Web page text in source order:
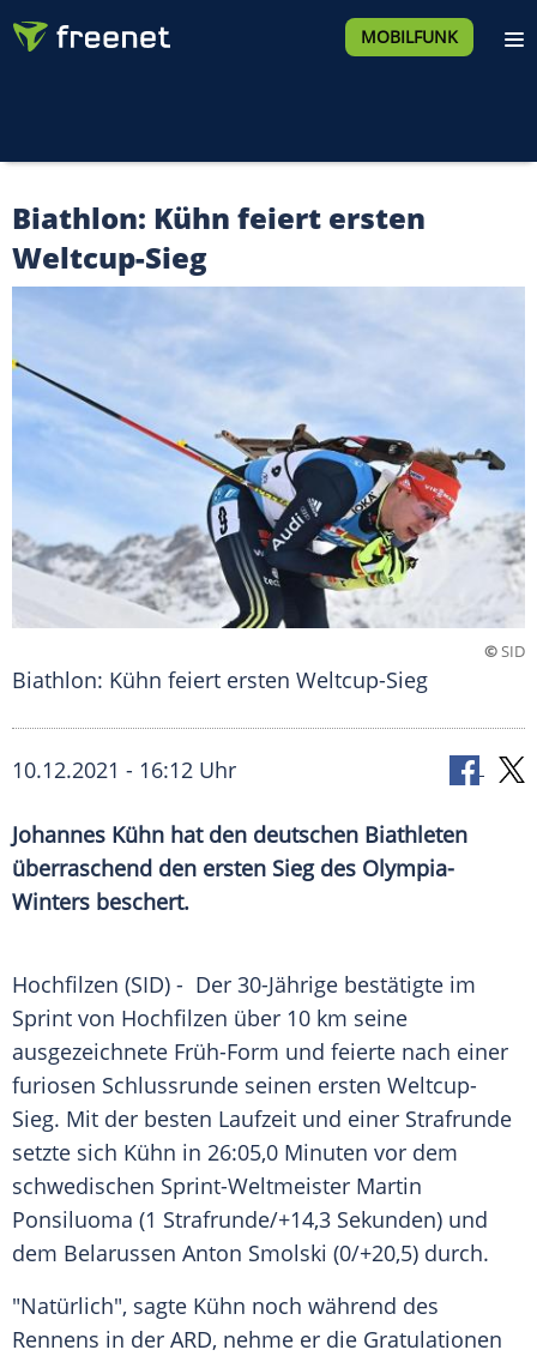
MOBILFUNK
Biathlon: Kühn feiert ersten
Weltcup-Sieg
©SID
Biathlon: Kühn feiert ersten Weltcup-Sieg
10.12.2021 - 16:12 Uhr
Johannes Kühn hat den deutschen Biathleten
überraschend den ersten Sieg des Olympia-
Winters beschert.
Hochfilzen (SID) - Der 30-Jährige bestätigte im
Sprint von Hochfilzen über 10 km seine
ausgezeichnete Früh-Form und feierte nach einer
furiosen Schlussrunde seinen ersten Weltcup-
Sieg. Mit der besten Laufzeit und einer Strafrunde
setzte sich Kühn in 26:05,0 Minuten vor dem
schwedischen Sprint-Weltmeister Martin
Ponsiluoma (1 Strafrunde/+14,3 Sekunden) und
dem Belarussen Anton Smolski (0/+20,5) durch.
"Natürlich", sagte Kühn noch während des
Rennens in der ARD, nehme er die Gratulationen